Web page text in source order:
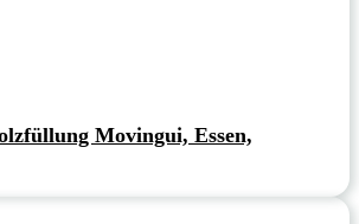
Movingui, Essen,